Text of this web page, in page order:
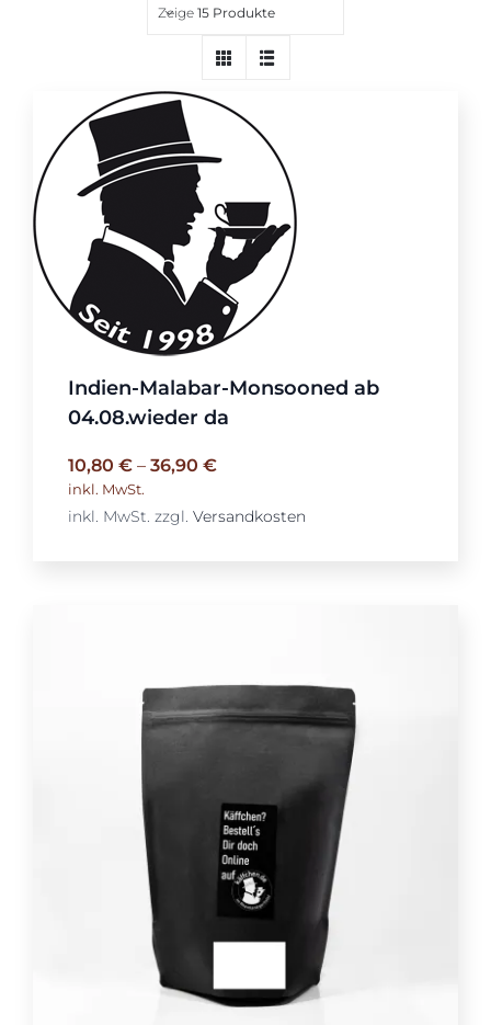
Zeige 15 Produkte
Indien-Malabar-Monsooned ab
04.08.wieder da
10,80 €– 36,90 €
inkl. MwSt.
inkl. MwSt. zzgl. Versandkosten